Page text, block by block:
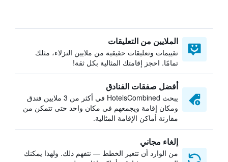
الملايين من التعليقات
تقييمات وتعليقات حقيقية من ملايين النزلاء، مثلك
تمامًا. احجز إقامتك المثالية بكل ثقة!
أفضل صفقات الفنادق
يبحث HotelsCombined في أكثر من 3 ملايين فندق
ومكان إقامة ويجمعهم في مكان واحد حتى تتمكن من
مقارنة أماكن الإقامة المثالية.
إلغاء مجاني
من الوارد أن تتغير الخطط — نتفهم ذلك. ولهذا يمكنك